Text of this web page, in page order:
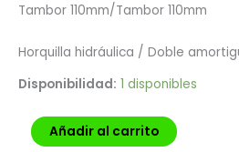
Tambor 110mm/Tambor 110mm
Horquilla hidráulica / Doble
Disponibilidad: 1 disponibles
Añadir al carrito